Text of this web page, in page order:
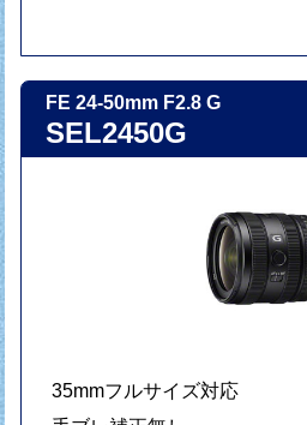
FE 24-50mm F2.8 G
SEL2450G
35mmフルサイズ対応